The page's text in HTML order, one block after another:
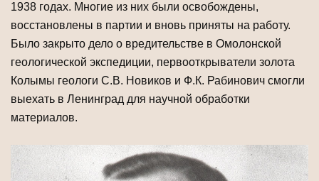
1938 годах. Многие из них были освобождены,
восстановлены в партии и вновь приняты на работу.
Было закрыто дело о вредительстве в Омолонской
геологической экспедиции, первооткрыватели золота
Колымы геологи С.В. Новиков и Ф.К. Рабинович смогли
выехать в Ленинград для научной обработки
материалов.